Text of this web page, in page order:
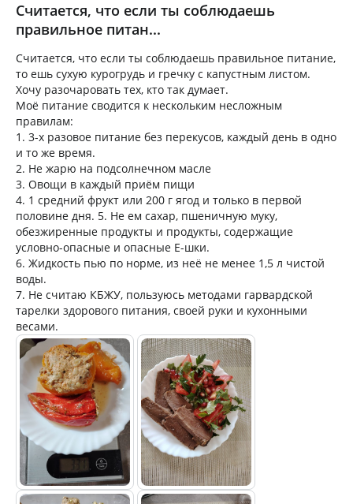
Считается, что если ты соблюдаешь
правильное питан...
Считается, что если ты соблюдаешь правильное питание,
то ешь сухую курогрудь и гречку с капустным листом.
Хочу разочаровать тех, кто так думает.
Моё питание сводится к нескольким несложным
правилам:
1. 3-х разовое питание без перекусов, каждый день в одно
и то же время.
2. Не жарю на подсолнечном масле
3. Овощи в каждый приём пищи
4. 1 средний фрукт или 200 г ягод и только в первой
половине дня. 5. Не ем сахар, пшеничную муку,
обезжиренные продукты и продукты, содержащие
условно-опасные и опасные Е-шки.
6. Жидкость пью по норме, из неё не менее 1,5 л чистой
воды.
7. Не считаю КБЖУ, пользуюсь методами гарвардской
тарелки здорового питания, своей руки и кухонными
весами.